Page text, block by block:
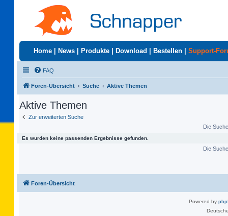
Home News Produkte Download Bestellen Support-
FAQ
Foren-Übersicht Suche Aktive Themen
Aktive Themen
Zur erweiterten Suche
Die
Es wurden keine passenden Ergebnisse gefunden.
Die
Foren-Übersicht
Powered by